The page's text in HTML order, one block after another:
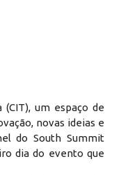
um espaço de
novas ideias e
do South Summit
dia do evento que